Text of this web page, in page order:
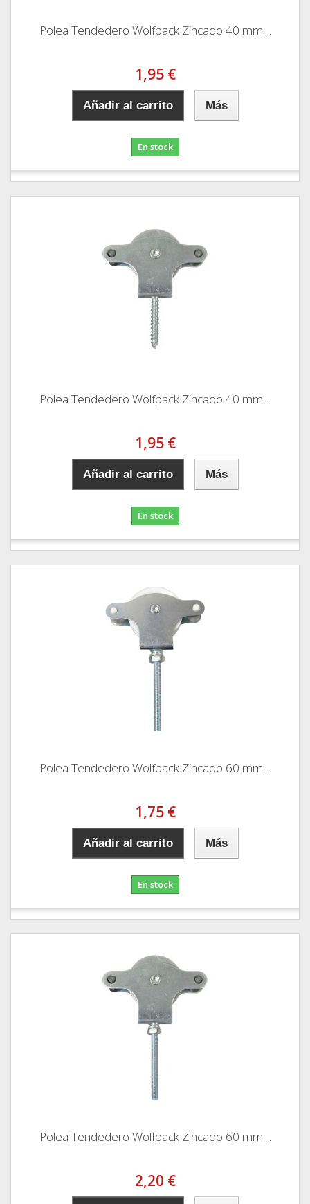
Polea Tendedero Wolfpack Zincado 40 mm....
1,95 €
Añadir al carrito Más
En stock
Polea Tendedero Wolfpack Zincado 40 mm....
1,95 €
Añadir al carrito Más
En stock
Polea Tendedero Wolfpack Zincado 60 mm....
1,75 €
Añadir al carrito Más
En stock
Polea Tendedero Wolfpack Zincado 60 mm....
2,20 €